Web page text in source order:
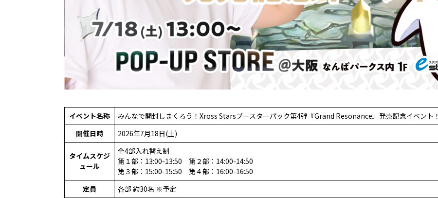
イベント名称
みんなで開封しまくろう！Xross Starsブースターパック第4弾『Grand Resonance』発売記念イベント！
開催日時
2026年7月18日(土)
タイムスケジ
ュール
全4部入れ替え制
第１部：13:00-13:50 第２部：14:00-14:50
第３部：15:00-15:50 第４部：16:00-16:50
定員
各部 約30名 ※予定